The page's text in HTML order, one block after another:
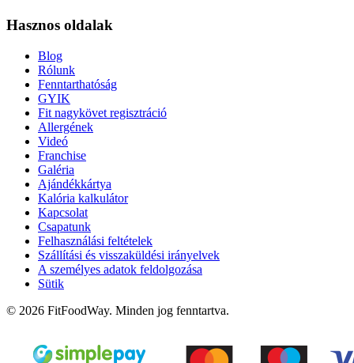
Hasznos oldalak
Blog
Rólunk
Fenntarthatóság
GYIK
Fit nagykövet regisztráció
Allergének
Videó
Franchise
Galéria
Ajándékkártya
Kalória kalkulátor
Kapcsolat
Csapatunk
Felhasználási feltételek
Szállítási és visszaküldési irányelvek
A személyes adatok feldolgozása
Sütik
© 2026 FitFoodWay. Minden jog fenntartva.